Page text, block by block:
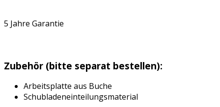
5 Jahre Garantie
Zubehör (bitte separat bestellen):
Arbeitsplatte aus Buche
Schubladeneinteilungsmaterial